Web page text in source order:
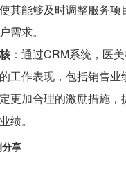
其能够及时调整服务项
需求。
：通过CRM系统，医
工作表现，包括销售业
更加合理的激励措施，
绩。
享